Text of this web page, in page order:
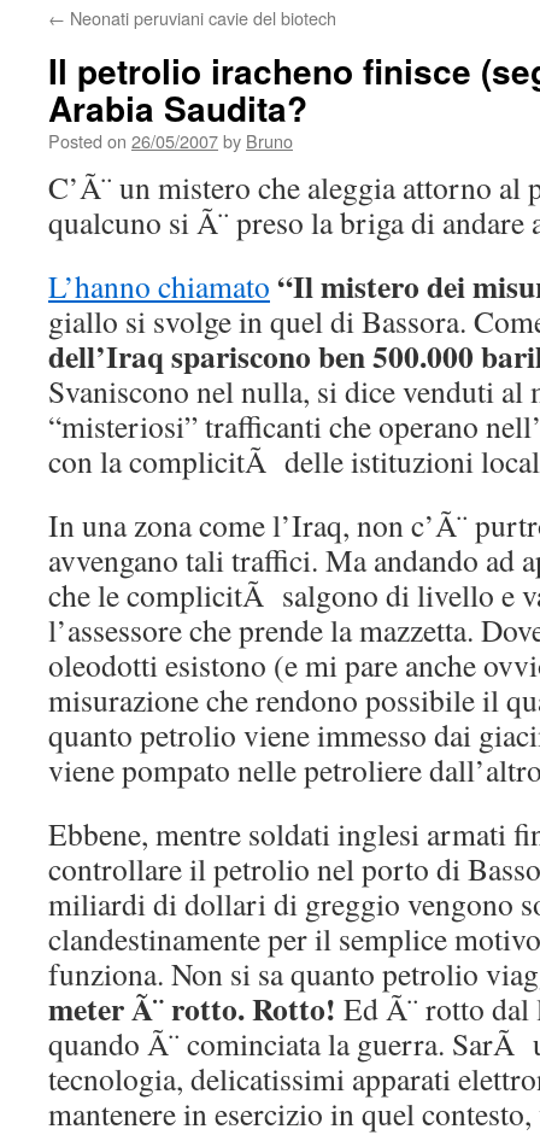
← Neonati peruviani cavie del biotech
Il petrolio iracheno finisce
Arabia Saudita?
Posted on 26/05/2007by Bruno
C’Ã¨ un mistero che aleggia attorno al
qualcuno si Ã¨ preso la briga di andare
L’hanno chiamato “Il mistero dei
giallo si svolge in quel di Bassora.
dell’Iraq spariscono ben 500.000
Svaniscono nel nulla, si dice venduti al
“misteriosi” trafficanti che operano
con la complicitÃ delle istituzioni
In una zona come l’Iraq, non c’Ã¨
avvengano tali traffici. Ma andando ad
che le complicitÃ salgono di livello e
l’assessore che prende la mazzetta.
oleodotti esistono (e mi pare anche
misurazione che rendono possibile il
quanto petrolio viene immesso dai
viene pompato nelle petroliere
Ebbene, mentre soldati inglesi armati
controllare il petrolio nel porto di
miliardi di dollari di greggio vengono
clandestinamente per il semplice
funziona. Non si sa quanto petrolio
meter Ã¨ rotto. Rotto! Ed Ã¨ rotto dal
quando Ã¨ cominciata la guerra. SarÃ
tecnologia, delicatissimi apparati
mantenere in esercizio in quel